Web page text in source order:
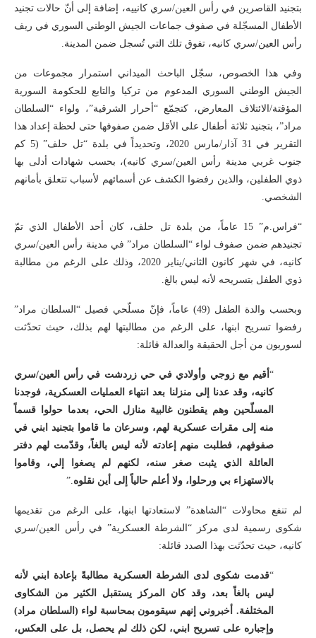
بتجنيد القاصرين في رأس العين/سري كانييه، إضافة إلى أنّ حالات تجنيد
الأطفال المسجّلة في صفوف جماعات الجيش الوطني السوري في ريف
رأس العين/سري كانيه، تفوق تلك التي تُسجل ضمن المدينة.
وفي هذا الخصوص، سجّل الباحث الميداني استمرار مجموعات من
الجيش الوطني السوري المدعوم من تركيا والتابع للحكومة السورية
المؤقتة/الائتلاف المعارض، كتجمّع “أحرار الشرقية”، ولواء “السلطان
مراد”، بتجنيد ثلاثة أطفال على الأقل ضمن صفوفها حتى لحظة إعداد هذا
التقرير في 31 آذار/مارس 2020، وتحديداً في بلدة “تل حلف” (5 كم
جنوب غربي مدينة رأس العين/سري كانيه)، بحسب شهادات أدلى بها
ذوي الطفلين، والذين رفضوا الكشف عن أسمائهم لأسباب تتعلق بأمانهم
الشخصي.
“فراس.م” 15 عاماً، من بلدة تل حلف، كان أحد الأطفال الذي تمّ
تجنيدهم ضمن صفوف لواء “السلطان مراد” في مدينة رأس العين/سري
كانيه، في شهر كانون الثاني/يناير 2020، وذلك على الرغم من مطالبة
ذوي الطفل بتسريحه لأنه ليس بالغ.
وبحسب والدة الطفل (49) عاماً، فإنّ مسلّحي فصيل “السلطان مراد”
رفضوا تسريح ابنها، على الرغم من مطالبتها لهم بذلك، حيث تحدّثت
لسوريون من أجل الحقيقة والعدالة قائلة:
“ أقيم مع زوجي وأولادي في حي زردشت في رأس العين/سري
كانيه، وقد عدنا إلى منزلنا بعد انتهاء العمليات العسكرية، فوجدنا
المسلّحين وهم يقطنون غالبية منازل الحي، بعدما حولوا قسماً
منه إلى مقرات عسكرية لهم، وسرعان ما قاموا بتجنيد ابني في
صفوفهم، فطلبت منهم إعادته لأنه ليس بالغاً، وقدّمت لهم دفتر
العائلة الذي يثبت صغر سنه، لكنهم لم يصغوا إلي، وقاموا
بالاستهزاء بي ورحلوا، ولا أعلم حالياً إلى أين نقلوه.”
لم تنفع محاولات “الشاهدة” لاستعادتها ابنها، على الرغم من تقديمها
شكوى رسمية لدى مركز “الشرطة العسكرية” في رأس العين/سري
كانيه، حيث تحدّثت بهذا الصدد قائلة:
“قدمت شكوى لدى الشرطة العسكرية مطالبةً بإعادة ابني لأنه
ليس بالغاً بعد، وقد كان المركز يستقبل الكثير من الشكاوى
المختلفة. أخبروني إنهم سيقومون بمحاسبة لواء (السلطان مراد)
وإجباره على تسريح ابني، لكن ذلك لم يحصل، بل على العكس،